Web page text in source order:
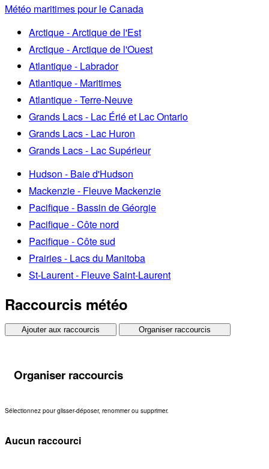
Météo maritimes pour le Canada
Arctique - Arctique de l'Est
Arctique - Arctique de l'Ouest
Atlantique - Labrador
Atlantique - Maritimes
Atlantique - Terre-Neuve
Grands Lacs - Lac Érié et Lac Ontario
Grands Lacs - Lac Huron
Grands Lacs - Lac Supérieur
Hudson - Baie d'Hudson
Mackenzie - Fleuve Mackenzie
Pacifique - Bassin de Géorgie
Pacifique - Côte nord
Pacifique - Côte sud
Prairies - Lacs du Manitoba
St-Laurent - Fleuve Saint-Laurent
Raccourcis météo
Ajouter aux raccourcis Organiser raccourcis
Organiser raccourcis
Sélectionnez pour glisser-déposer, renommer ou supprimer.
Aucun raccourci